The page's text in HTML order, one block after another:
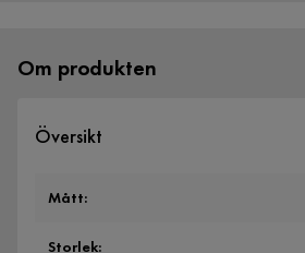
Om produkten
Översikt
Mått:
Storlek: